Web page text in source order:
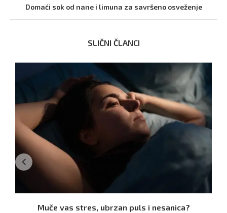
Domaći sok od nane i limuna za savršeno osveženje
SLIČNI ČLANCI
Muče vas stres, ubrzan puls i nesanica?